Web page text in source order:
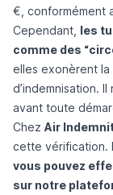
€, conformément
Cependant, les
comme des
elles exonèrent
d’indemnisation.
avant toute
Chez Air
cette vérification.
vous pouvez
sur notre